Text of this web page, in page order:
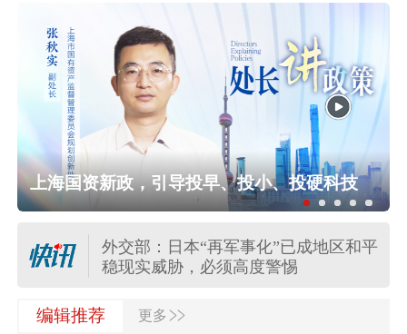
上海国资新政，引导投早、投小、投硬科技
任前公示半年后，胡瑞连主动投案
外交部：日本“再军事化”已成地区和平
稳现实威胁，必须高度警惕
外交部：日方应正视国际社会关切，
编辑推荐 更多 >>